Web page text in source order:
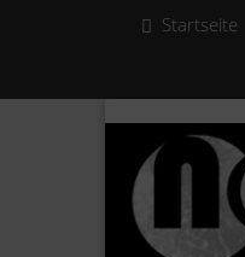
Startseite